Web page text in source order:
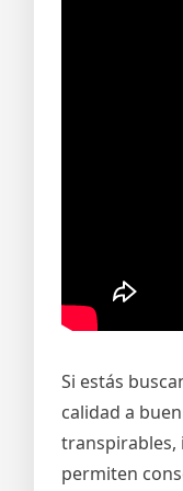
Si estás
calidad a
transpirables,
permiten